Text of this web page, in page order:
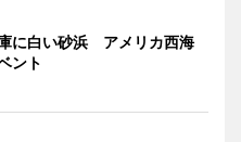
に白い砂浜 アメリカ西海
ント